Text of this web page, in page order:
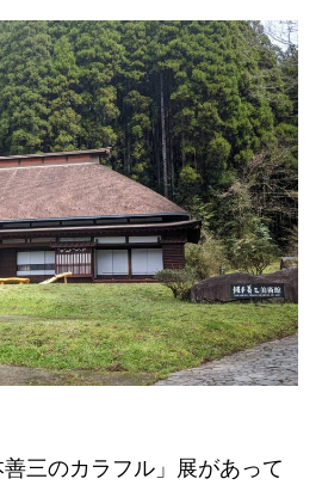
三のカラフル」展があって